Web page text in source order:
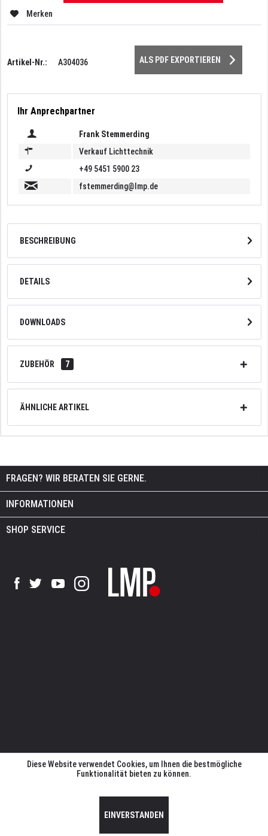
Merken
Artikel-Nr.: A304036 ALS PDF EXPORTIEREN
Ihr Anprechpartner
Frank Stemmerding
Verkauf Lichttechnik
+49 5451 5900 23
fstemmerding@lmp.de
BESCHREIBUNG
DETAILS
DOWNLOADS
ZUBEHÖR 7
ÄHNLICHE ARTIKEL
FRAGEN? WIR BERATEN SIE GERNE.
INFORMATIONEN
SHOP SERVICE
Diese Website verwendet Cookies, um Ihnen die bestmögliche
Funktionalität bieten zu können.
EINVERSTANDEN